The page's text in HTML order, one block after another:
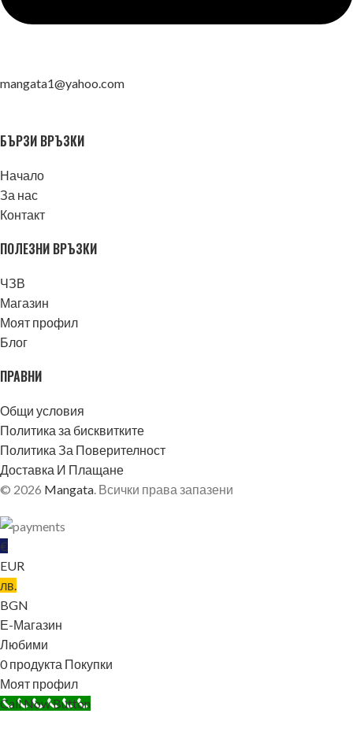
mangata1@yahoo.com
БЪРЗИ ВРЪЗКИ
Начало
За нас
Контакт
ПОЛЕЗНИ ВРЪЗКИ
ЧЗВ
Магазин
Моят профил
Блог
ПРАВНИ
Общи условия
Политика за бисквитките
Политика За Поверителност
Доставка И Плащане
© 2026 Mangata . Всички права запазени
ОБЛЕКЛО
€
EUR
лв.
BGN
Е-Магазин
Любими
0продукта Покупки
Моят профил
Call Now Button